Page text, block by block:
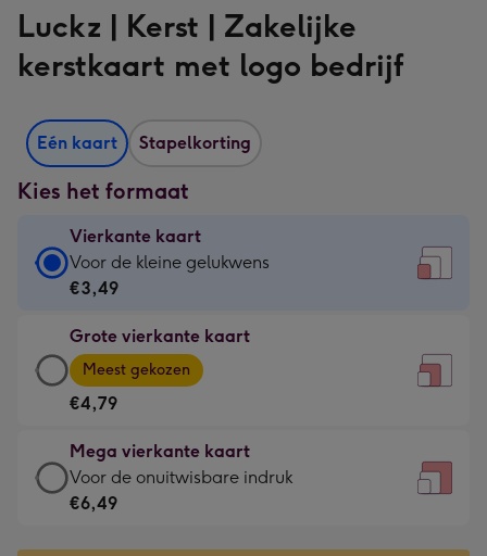
Luckz | Kerst | Zakelijke
kerstkaart met logo bedrijf
Eén kaart Stapelkorting
Kies het formaat
Vierkante kaart
Vierkante
kaart
€3,49
-
Voor
kleine
gelukwens
-
130
Voor de kleine gelukwens
€3,49
Grote vierkante kaart
Grote
vierkante
kaart
-
€4,79
-
Meest
Meest gekozen
€4,79
Mega vierkante kaart
Mega
vierkante
Voor de onuitwisbare indruk
€6,49